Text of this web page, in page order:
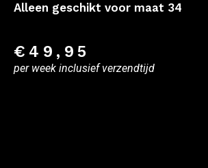
Alleen geschikt voor maat 34
€ 49,95
per week inclusief verzendtijd